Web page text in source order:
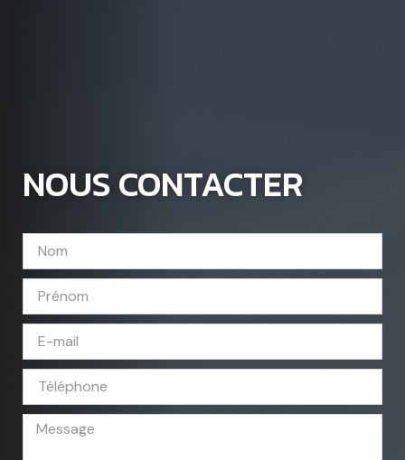
NOUS CONTACTER